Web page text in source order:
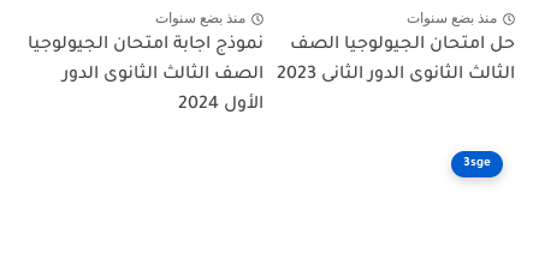
منذ بضع سنوات
حل امتحان الجيولوجيا الصف
الثالث الثانوى الدور الثانى 2023
منذ بضع سنوات
نموذج اجابة امتحان الجيولوجيا
الصف الثالث الثانوى الدور
الأول 2024
3sge